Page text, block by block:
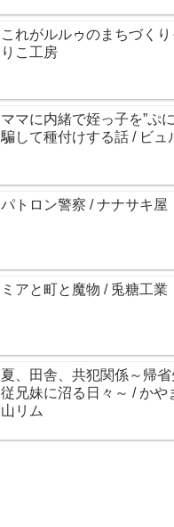
これがルルゥのまちづく
りこ工房
ママに内緒で姪っ子を”ぷ
騙して種付けする話 / ビュ
パトロン警察 / ナナサキ屋
ミアと町と魔物 / 兎糖工業
夏、田舎、共犯関係～帰
従兄妹に沼る日々～ / かや
山リム